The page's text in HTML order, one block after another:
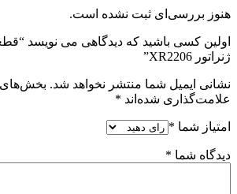
هنوز بررسی‌ای ثبت نشده است.
اولین کسی باشید که دیدگاهی می نویسد
ژنراتور XR2206”
نشانی ایمیل شما منتشر نخواهد شد. بخش‌های
علامت‌گذاری شده‌اند *
امتیاز شما *
دیدگاه شما *